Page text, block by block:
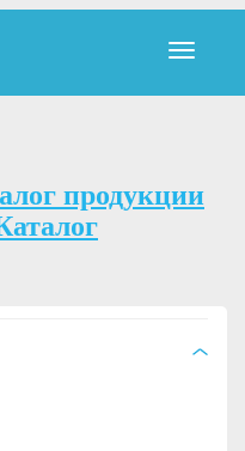
продукции